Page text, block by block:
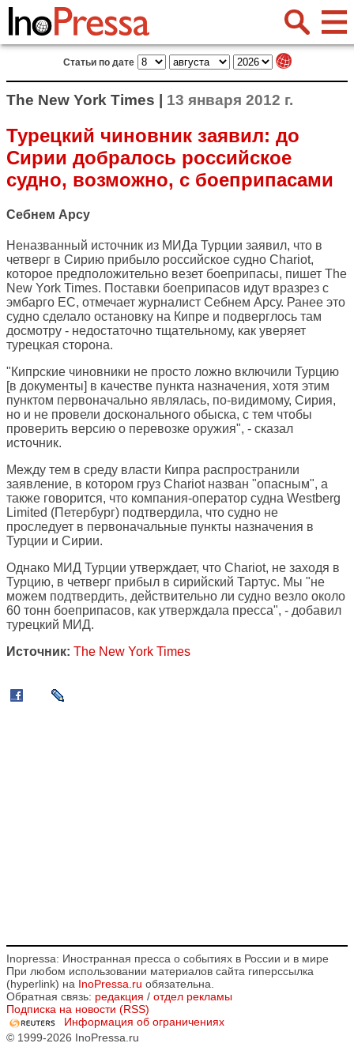
Статьи по дате
The New York Times | 13 января 2012 г.
Турецкий чиновник заявил: до
Сирии добралось российское
судно, возможно, с боеприпасами
Себнем Арсу
Неназванный источник из МИДа Турции заявил, что в
четверг в Сирию прибыло российское судно Chariot,
которое предположительно везет боеприпасы, пишет The
New York Times. Поставки боеприпасов идут вразрез с
эмбарго ЕС, отмечает журналист Себнем Арсу. Ранее это
судно сделало остановку на Кипре и подверглось там
досмотру - недостаточно тщательному, как уверяет
турецкая сторона.
"Кипрские чиновники не просто ложно включили Турцию
[в документы] в качестве пункта назначения, хотя этим
пунктом первоначально являлась, по-видимому, Сирия,
но и не провели досконального обыска, с тем чтобы
проверить версию о перевозке оружия", - сказал
источник.
Между тем в среду власти Кипра распространили
заявление, в котором груз Chariot назван "опасным", а
также говорится, что компания-оператор судна Westberg
Limited (Петербург) подтвердила, что судно не
проследует в первоначальные пункты назначения в
Турции и Сирии.
Однако МИД Турции утверждает, что Chariot, не заходя в
Турцию, в четверг прибыл в сирийский Тартус. Мы "не
можем подтвердить, действительно ли судно везло около
60 тонн боеприпасов, как утверждала пресса", - добавил
турецкий МИД.
Источник: The New York Times
Inopressa: Иностранная пресса о событиях в России и в мире
При любом использовании материалов сайта гиперссылка
(hyperlink) на InoPressa.ru обязательна.
Обратная связь: редакция / отдел рекламы
Подписка на новости (RSS)
Информация об ограничениях
© 1999-2026 InoPressa.ru